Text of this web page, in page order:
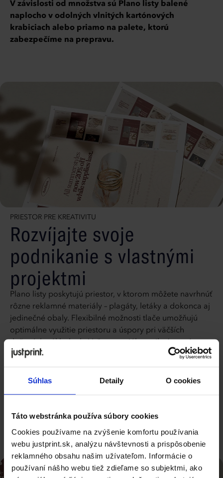
Súhlas Detaily O cookies
Táto webstránka používa súbory cookies
Cookies používame na zvýšenie komfortu používania
webu justprint.sk, analýzu návštevnosti a prispôsobenie
reklamného obsahu našim užívateľom. Informácie o
používaní nášho webu tiež zdieľame so subjektmi, ako
V závislosti od množstva sú Plano listy balené
naplocho v odolných vlnitých kartónových
krabiciach alebo priamo na palete, ktorú
zabezpečíme na prepravu.
PRIESTOR PRE KREATIVITU
Rozvíjajte svoje
podnikanie s vlastnými
projektmi
Plano listy poskytujú priestor, v ktorom môžete navrhnúť
rôzne reklamné materiály – plagáty, letáky a dokonca aj
jedinečné obaly. Flexibilné možnosti tlače umožňujú
optimálne využitie priestoru a úspory pri väčších
spracovaním a zladením s imidžom Vašej spoločnosti.
Vysokokvalitné povrchové úpravy, ako napríklad lak
alebo biela potlač, dodajú každému projektu